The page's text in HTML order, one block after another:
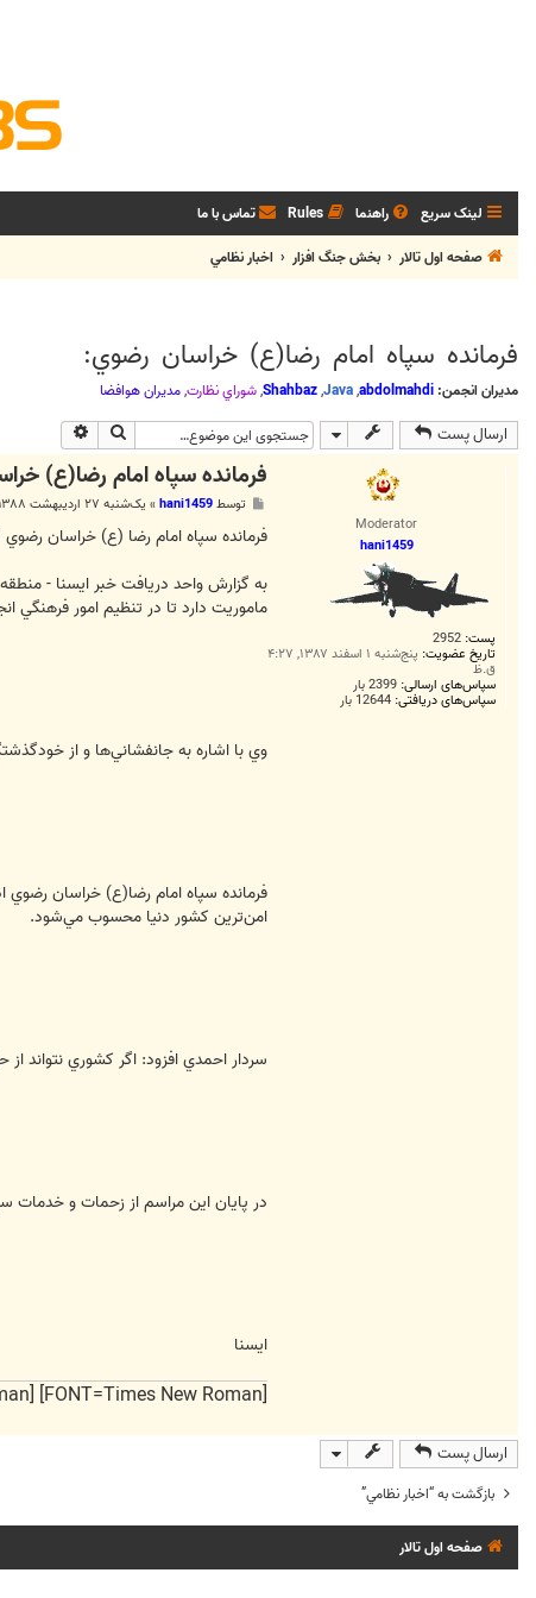
لینک سریع راهنما Rules تماس با ما
صفحه اول تالار
بخش جنگ افزار اخبار نظامي
فرمانده سپاه امام رضا(ع) خراسان رضوي:
مدیران انجمن: abdolmahdi
,
Java
,
Shahbaz
,شوراي نظارت,مديران هوافضا
ارسال پست جستجو
Moderator
hani1459
پست: 2952
تاریخ عضویت: پنج‌شنبه ۱ اسفند ۱۳۸۷, ۴:۲۷
ق.ظ
سپاس‌های ارسالی: 2399 بار
سپاس‌های دریافتی: 12644 بار
فرمانده سپاه امام رضا(ع)
ت
توسطhani1459
» یک‌شنبه ۲۷ اردیبهشت ۱۳۸۸, ۶:۰۹ ب.ظ
فرمانده سپاه امام رضا (ع) خراسان
ماموريت دارد تا در تنظيم امور فرهنگي
وي با اشاره به جانفشاني‌ها و از
فرمانده سپاه امام رضا(ع) خراسان رضوي
امن‌ترين كشور دنيا محسوب مي‌شود.
سردار احمدي افزود: اگر كشوري نتواند
در پايان اين مراسم از زحمات و خدمات
ایسنا
[FONT=Times New Roman] [FONT=Times New Roman] و ایران را دوست میدارم
ارسال پست
بازگشت به “اخبار نظامي”
صفحه اول تالار